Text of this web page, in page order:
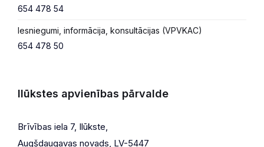
654 478 54
Iesniegumi, informācija, konsultācijas (VPVKAC)
654 478 50
Ilūkstes apvienības pārvalde
Brīvības iela 7, Ilūkste,
Augšdaugavas novads, LV-5447